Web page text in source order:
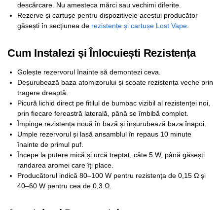
descărcare. Nu amesteca mărci sau vechimi diferite.
Rezerve și cartușe pentru dispozitivele acestui producător
găsești în secțiunea de rezistențe și cartușe Lost Vape
Cum Instalezi și Înlocuiești Rezistența
Golește rezervorul înainte să demontezi ceva.
Deșurubează baza atomizorului și scoate rezistența veche prin
tragere dreaptă.
Picură lichid direct pe fitilul de bumbac vizibil al rezistenței noi,
prin fiecare fereastră laterală, până se îmbibă complet.
Împinge rezistența nouă în bază și înșurubează baza înapoi.
Umple rezervorul și lasă ansamblul în repaus 10 minute
înainte de primul puf.
Începe la putere mică și urcă treptat, câte 5 W, până găsești
randarea aromei care îți place.
Producătorul indică 80–100 W pentru rezistența de 0,15 Ω și
40–60 W pentru cea de 0,3 Ω.